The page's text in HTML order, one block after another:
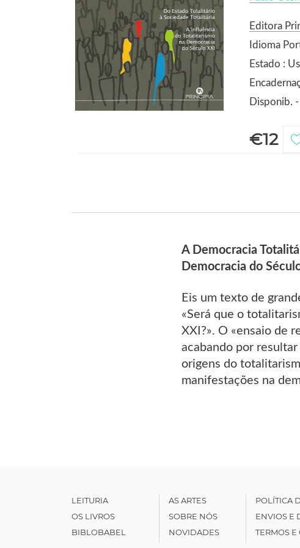
Editora
Idioma
Estado :
Disponib. -
€12
A Democracia
Democracia do
Eis um texto de
«Será que o
XXI?». O «ensaio de
acabando por
origens do
manifestações na
LEITURIA
OS LIVROS
BIBLOBABEL
AS ARTES
SOBRE NÓS
NOVIDADES
POLÍTICA
ENVIOS E
TERMOS